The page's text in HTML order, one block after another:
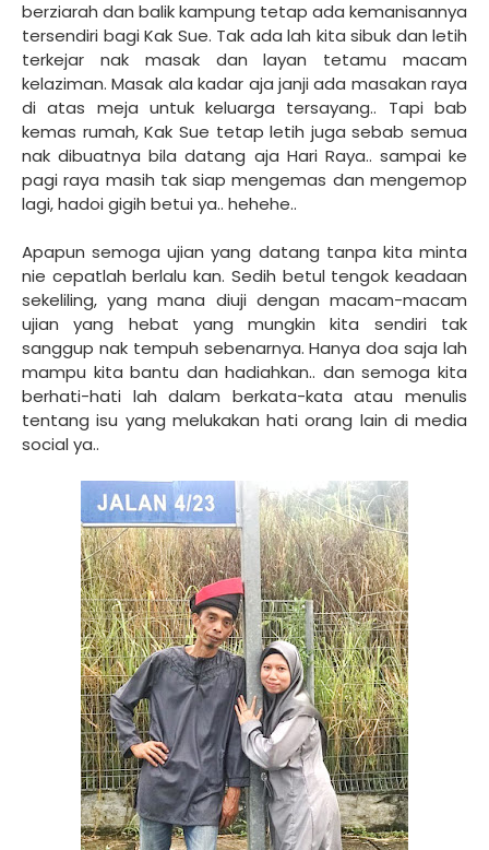
berziarah dan balik kampung tetap ada kemanisannya
tersendiri bagi Kak Sue. Tak ada lah kita sibuk dan letih
terkejar nak masak dan layan tetamu macam
kelaziman. Masak ala kadar aja janji ada masakan raya
di atas meja untuk keluarga tersayang.. Tapi bab
kemas rumah, Kak Sue tetap letih juga sebab semua
nak dibuatnya bila datang aja Hari Raya.. sampai ke
pagi raya masih tak siap mengemas dan mengemop
lagi, hadoi gigih betui ya.. hehehe..
Apapun semoga ujian yang datang tanpa kita minta
nie cepatlah berlalu kan. Sedih betul tengok keadaan
sekeliling, yang mana diuji dengan macam-macam
ujian yang hebat yang mungkin kita sendiri tak
sanggup nak tempuh sebenarnya. Hanya doa saja lah
mampu kita bantu dan hadiahkan.. dan semoga kita
berhati-hati lah dalam berkata-kata atau menulis
tentang isu yang melukakan hati orang lain di media
social ya..